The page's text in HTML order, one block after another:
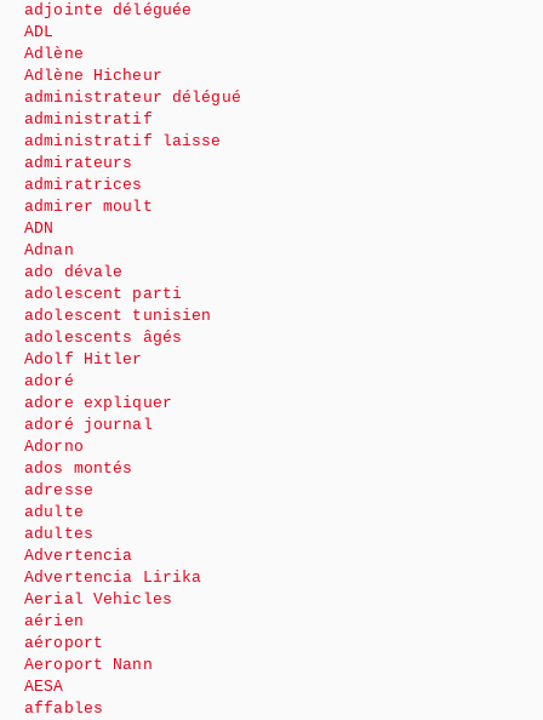
adjointe déléguée
ADL
Adlène
Adlène Hicheur
administrateur délégué
administratif
administratif laisse
admirateurs
admiratrices
admirer moult
ADN
Adnan
ado dévale
adolescent parti
adolescent tunisien
adolescents âgés
Adolf Hitler
adoré
adore expliquer
adoré journal
Adorno
ados montés
adresse
adulte
adultes
Advertencia
Advertencia Lirika
Aerial Vehicles
aérien
aéroport
Aeroport Nann
AESA
affables